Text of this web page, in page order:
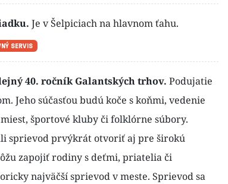
SERVIS
Je v Šelpiciach na hlavnom ťahu.
40. ročník Galantských trhov. Podujatie
Jeho súčasťou budú koče s koňmi, vedenie
športové kluby či folklórne súbory.
sprievod prvýkrát otvoriť aj pre širokú
zapojiť rodiny s deťmi, priatelia či
najväčší sprievod v meste. Sprievod sa